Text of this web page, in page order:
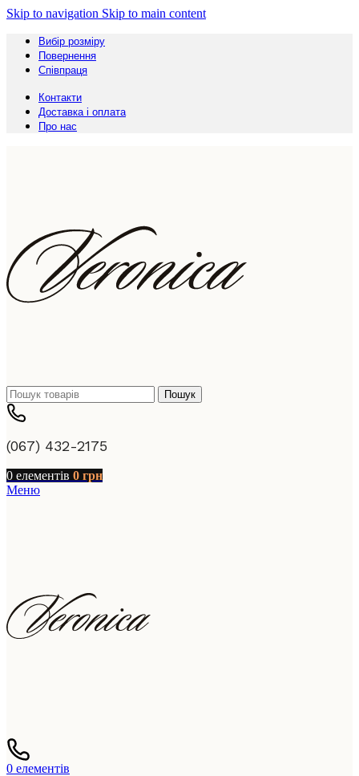
Skip to navigation Skip to main content
Вибір розміру
Повернення
Співпраця
Контакти
Доставка і оплата
Про нас
Пошук
(067) 432-2175
0 елементів 0 грн
Меню
0 елементів